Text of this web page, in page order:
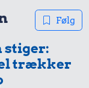
i 2025
= 63,-
Følg
stiger:
el trækker